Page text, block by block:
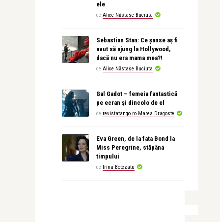
ele
de Alice Năstase Buciuta
Sebastian Stan: Ce șanse aș fi
avut să ajung la Hollywood,
dacă nu era mama mea?!
de Alice Năstase Buciuta
Gal Gadot – femeia fantastică
pe ecran și dincolo de el
de revistatango.ro Marea Dragoste
Eva Green, de la fata Bond la
Miss Peregrine, stăpâna
timpului
de Irina Botezatu